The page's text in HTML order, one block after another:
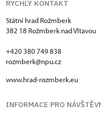
RYCHLÝ KONTAKT
Státní hrad Rožmberk
382 18 Rožmberk nad Vltavou
+420 380 749 838
rozmberk@npu.cz
www.hrad-rozmberk.eu
INFORMACE PRO